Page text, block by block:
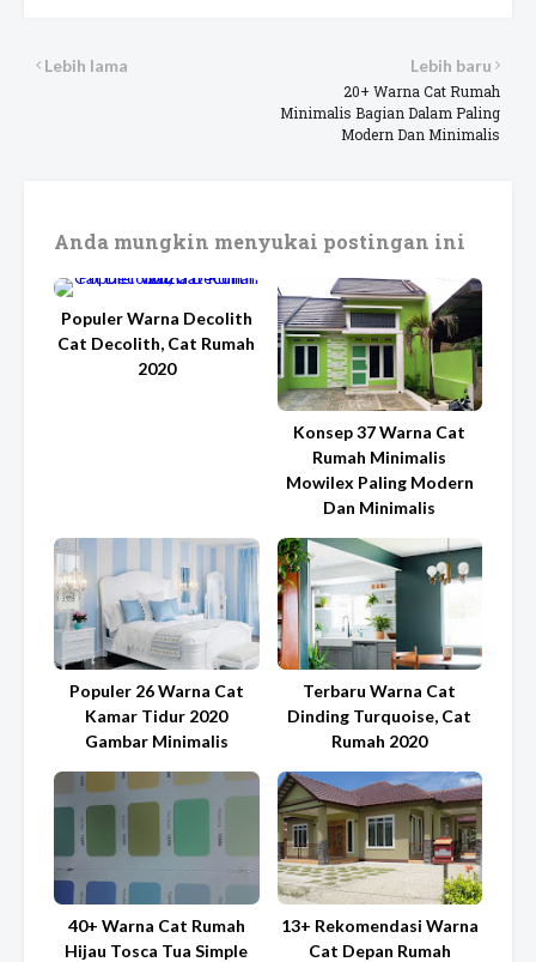
Lebih baru
20+ Warna Cat Rumah
Minimalis Bagian Dalam Paling
Modern Dan Minimalis
Lebih lama
Anda mungkin menyukai postingan ini
Populer Warna Decolith
Cat Decolith, Cat Rumah
2020
Konsep 37 Warna Cat
Rumah Minimalis
Mowilex Paling Modern
Dan Minimalis
Populer 26 Warna Cat
Kamar Tidur 2020
Gambar Minimalis
Terbaru Warna Cat
Dinding Turquoise, Cat
Rumah 2020
40+ Warna Cat Rumah
Hijau Tosca Tua Simple
13+ Rekomendasi Warna
Cat Depan Rumah